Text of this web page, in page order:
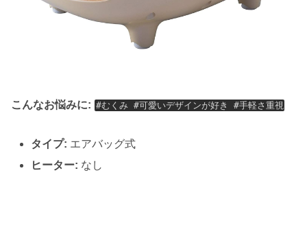
こんなお悩みに: #むくみ #可愛いデザインが好き #手軽さ重視
タイプ: エアバッグ式
ヒーター: なし